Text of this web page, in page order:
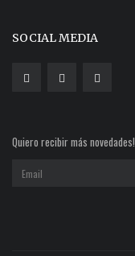
SOCIAL MEDIA
Quiero recibir más novedades!